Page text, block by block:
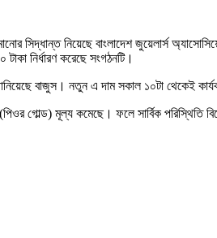
সিদ্ধান্ত নিয়েছে বাংলাদেশ জুয়েলার্স
নির্ধারণ করেছে সংগঠনটি।
বাজুস। নতুন এ দাম সকাল ১০টা থেকেই
গোল্ড) মূল্য কমেছে। ফলে সার্বিক পরিস্থিতি